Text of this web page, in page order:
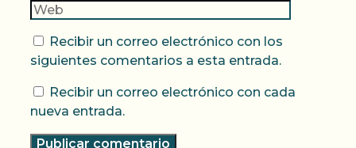
Recibir un correo electrónico con los
siguientes comentarios a esta entrada.
Recibir un correo electrónico con cada
nueva entrada.